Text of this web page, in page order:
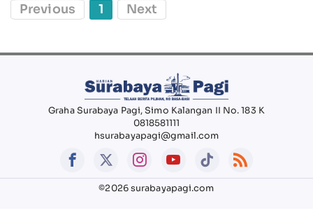
Previous 1 Next
Graha Surabaya Pagi, Simo Kalangan II No. 183 K
0818581111
hsurabayapagi@gmail.com
©2026 surabayapagi.com